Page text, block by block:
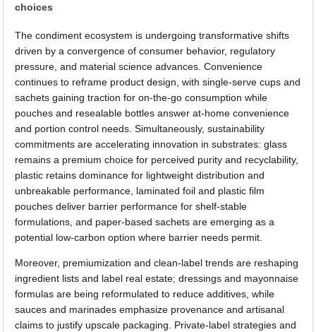
choices
The condiment ecosystem is undergoing transformative shifts
driven by a convergence of consumer behavior, regulatory
pressure, and material science advances. Convenience
continues to reframe product design, with single-serve cups and
sachets gaining traction for on-the-go consumption while
pouches and resealable bottles answer at-home convenience
and portion control needs. Simultaneously, sustainability
commitments are accelerating innovation in substrates: glass
remains a premium choice for perceived purity and recyclability,
plastic retains dominance for lightweight distribution and
unbreakable performance, laminated foil and plastic film
pouches deliver barrier performance for shelf-stable
formulations, and paper-based sachets are emerging as a
potential low-carbon option where barrier needs permit.
Moreover, premiumization and clean-label trends are reshaping
ingredient lists and label real estate; dressings and mayonnaise
formulas are being reformulated to reduce additives, while
sauces and marinades emphasize provenance and artisanal
claims to justify upscale packaging. Private-label strategies and